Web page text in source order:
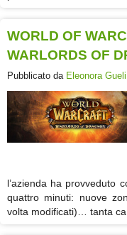
WORLD OF
WARLORDS OF
Pubblicato da Eleonora Gueli
l’azienda ha provveduto
quattro minuti: nuove
volta modificati)… tanta